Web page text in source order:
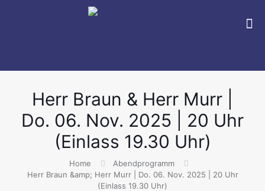
Herr Braun & Herr Murr |
Do. 06. Nov. 2025 | 20 Uhr
(Einlass 19.30 Uhr)
Home
Abendprogramm
Herr Braun &amp; Herr Murr | Do. 06. Nov. 2025 | 20 Uhr
(Einlass 19.30 Uhr)